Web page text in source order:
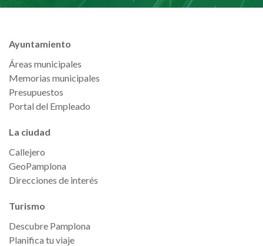
Ayuntamiento
Áreas municipales
Memorias municipales
Presupuestos
Portal del Empleado
La ciudad
Callejero
GeoPamplona
Direcciones de interés
Turismo
Descubre Pamplona
Planifica tu viaje